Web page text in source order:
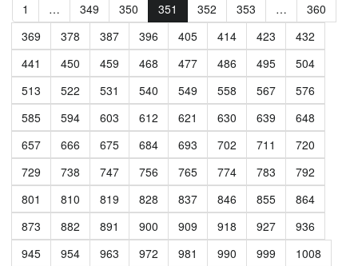
1 … 349 350 351 352 353 …
360
369
378 387 396 405 414 423
432
441
450 459 468 477 486 495
504
513
522 531 540 549 558 567
576
585
594 603 612 621 630 639
648
657
666 675 684 693 702 711
720
729
738 747 756 765 774 783
792
801
810 819 828 837 846 855
864
873
882 891 900 909 918 927
936
945
954 963 972 981 990 999
1008